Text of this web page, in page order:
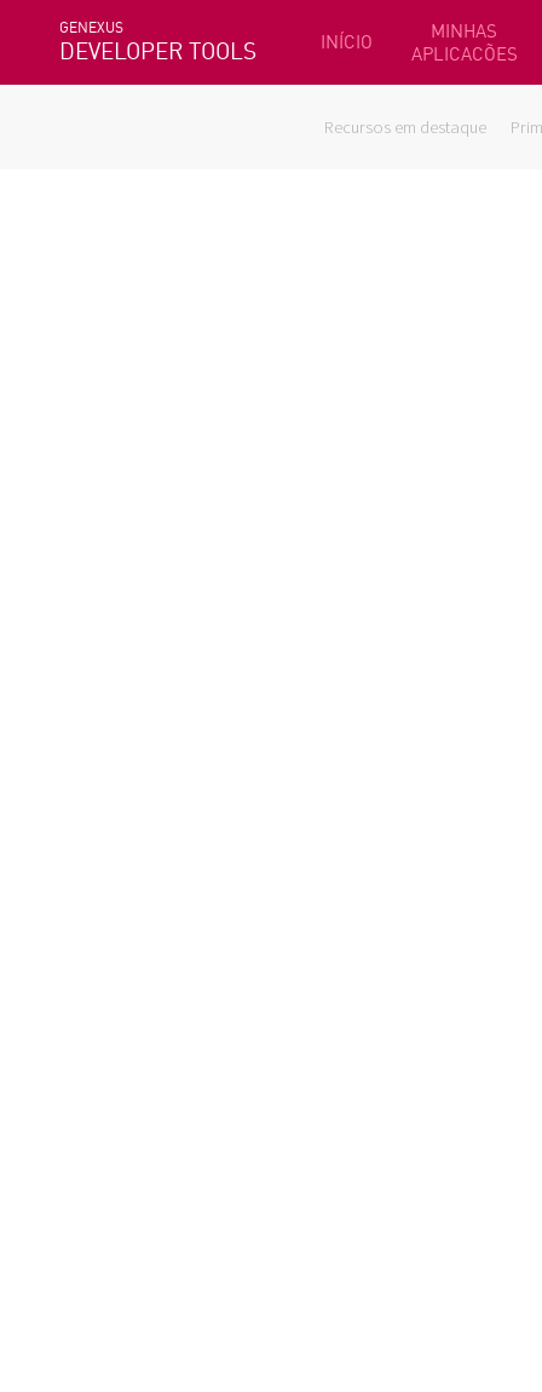
GENEXUS
DEVELOPER TOOLS INÍCIO
MINHAS
APLICACÕES
Recursos em destaque